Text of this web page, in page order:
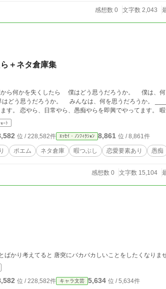
感想数 0 文字数 2,043
＋ネタ倉庫集
はどう思うだろうか。 僕は、何を思うだろうか。 例えば何かを失くし
す。 恋やら、日常やら、愚痴やらを即興でやってます。
ｰﾄ
位 / 228,582件 ｴｯｾｲ・ﾉﾝﾌｨｸｼｮﾝ 8,861 位 / 8,861件
ポエム ネタ倉庫 暇つぶし 恋愛要素あり 愚痴
感想数 0 文字数 15,104
位 / 228,582件 キャラ文芸 5,634 位 / 5,634件